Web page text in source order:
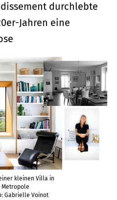
durchlebte
Jahren eine
kleinen Villa in
Metropole
Gabrielle Voinot